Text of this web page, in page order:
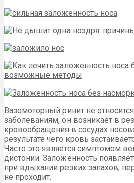
Вазомоторный ринит не
заболеваниям, он возникает в
кровообращения в сосудах
результате чего кровь
Часто это является симптомом
дистонии. Заложенность
при вдыхании резких запахов,
не проходит.